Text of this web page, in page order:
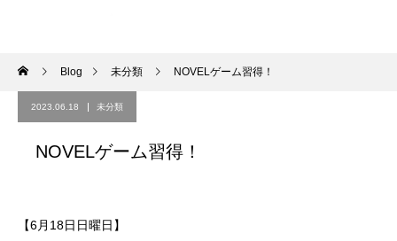
Blog 未分類 NOVELゲーム習得！
2023.06.18 未分類
NOVELゲーム習得！
【6月18日日曜日】